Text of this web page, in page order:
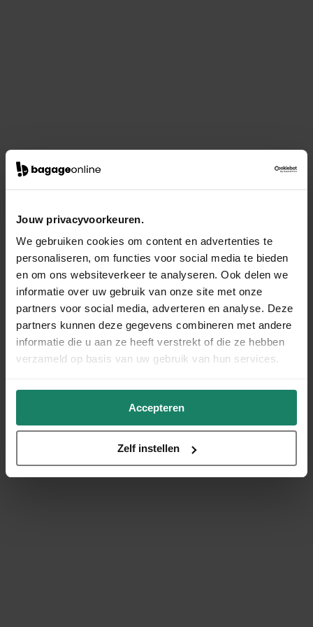
Jouw privacyvoorkeuren.
We gebruiken cookies om content en advertenties te
personaliseren, om functies voor social media te bieden
en om ons websiteverkeer te analyseren. Ook delen we
informatie over uw gebruik van onze site met onze
partners voor social media, adverteren en analyse. Deze
partners kunnen deze gegevens combineren met andere
informatie die u aan ze heeft verstrekt of die ze hebben
verzameld op basis van uw gebruik van hun services.
Accepteren
Zelf instellen